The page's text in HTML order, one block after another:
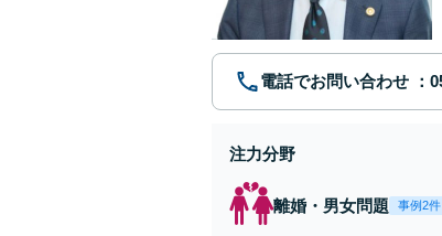
電話でお問い合わせ
注力分野
離婚・男女問題 事例2件